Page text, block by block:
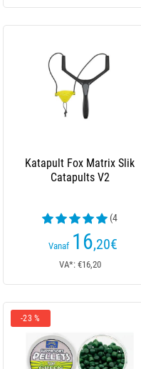
Katapult Fox Matrix Slik
Catapults V2
(4
beoordelingen)
Vanaf 16,20€
VA*: €16,20
-23 %